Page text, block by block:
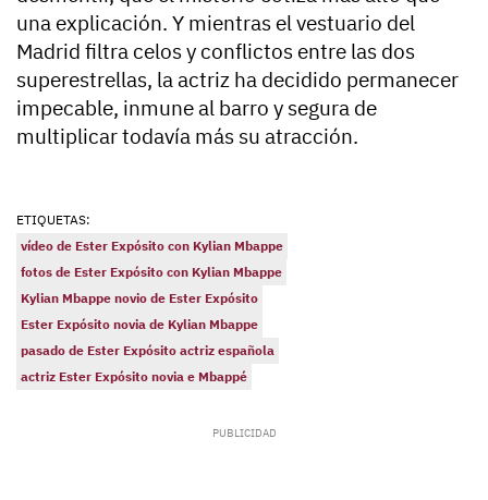
una explicación. Y mientras el vestuario del
Madrid filtra celos y conflictos entre las dos
superestrellas, la actriz ha decidido permanecer
impecable, inmune al barro y segura de
multiplicar todavía más su atracción.
ETIQUETAS:
vídeo de Ester Expósito con Kylian Mbappe
fotos de Ester Expósito con Kylian Mbappe
Kylian Mbappe novio de Ester Expósito
Ester Expósito novia de Kylian Mbappe
pasado de Ester Expósito actriz española
actriz Ester Expósito novia e Mbappé